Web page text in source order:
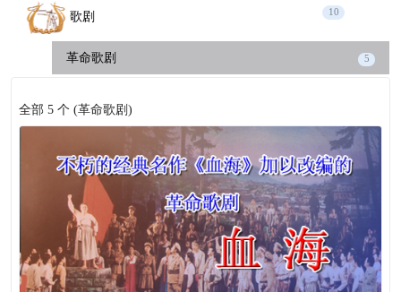
歌剧 10
革命歌剧 5
话剧 5
革命话剧
话剧 5
音乐 607 ( +20 )
声乐 5
全部 5 个 (革命歌剧)